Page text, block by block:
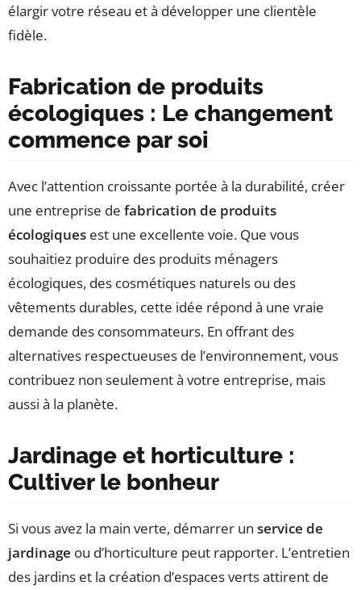
élargir votre réseau et à développer une clientèle
fidèle.
Fabrication de produits
écologiques : Le changement
commence par soi
Avec l’attention croissante portée à la durabilité, créer
une entreprise de fabrication de produits
écologiques est une excellente voie. Que vous
souhaitiez produire des produits ménagers
écologiques, des cosmétiques naturels ou des
vêtements durables, cette idée répond à une vraie
demande des consommateurs. En offrant des
alternatives respectueuses de l’environnement, vous
contribuez non seulement à votre entreprise, mais
aussi à la planète.
Jardinage et horticulture :
Cultiver le bonheur
Si vous avez la main verte, démarrer un service de
jardinage ou d’horticulture peut rapporter. L’entretien
des jardins et la création d’espaces verts attirent de